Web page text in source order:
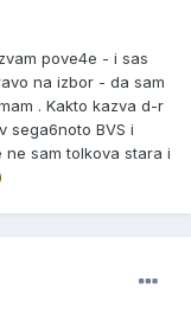
pove4e - i sas
na izbor - da sam
. Kakto kazva d-r
sega6noto BVS i
sam tolkova stara i